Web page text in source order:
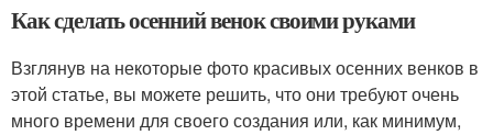
Как сделать осенний венок своими руками
Взглянув на некоторые фото красивых осенних венков в
этой статье, вы можете решить, что они требуют очень
много времени для своего создания или, как минимум,